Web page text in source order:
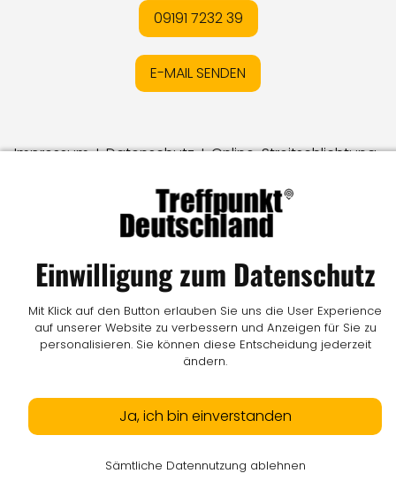
09191 7232 39
E-MAIL SENDEN
ImpressumIDatenschutzIOnline-Streitschlichtung
© LW Medien GmbH
Einwilligung zum Datenschutz
Mit Klick auf den Button erlauben Sie uns die User Experience
auf unserer Website zu verbessern und Anzeigen für Sie zu
personalisieren. Sie können diese Entscheidung jederzeit
ändern.
Ja, ich bin einverstanden
Sämtliche Datennutzung ablehnen